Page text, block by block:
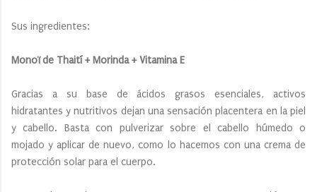
Sus ingredientes:
Monoï de Thaití + Morinda + Vitamina E
Gracias a su base de ácidos grasos esenciales, activos
hidratantes y nutritivos dejan una sensación placentera en la piel
y cabello. Basta con pulverizar sobre el cabello húmedo o
mojado y aplicar de nuevo, como lo hacemos con una crema de
protección solar para el cuerpo.